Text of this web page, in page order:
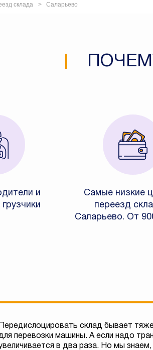
склада Саларьево
и
Самые низкие
переезд
Саларьево. От
Передислоцировать склад бывает
перевозки машины. А если надо
в два раза. Но мы